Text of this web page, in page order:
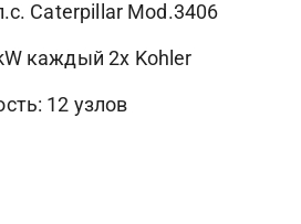
Caterpillar Mod.3406
каждый 2х Kohler
12 узлов